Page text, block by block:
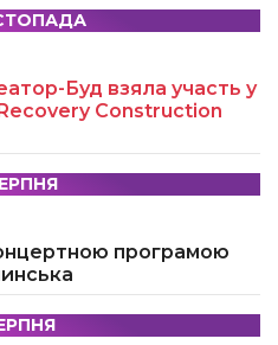
Буд взяла участь у
Construction
програмою